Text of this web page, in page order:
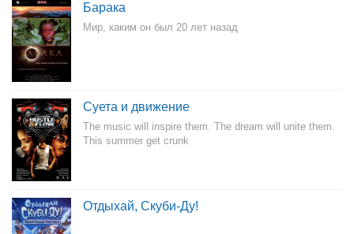
Барака
Мир, каким он был 20 лет назад
Суета и движение
The music will inspire them. The dream will unite them.
This summer get crunk
Отдыхай, Скуби-Ду!